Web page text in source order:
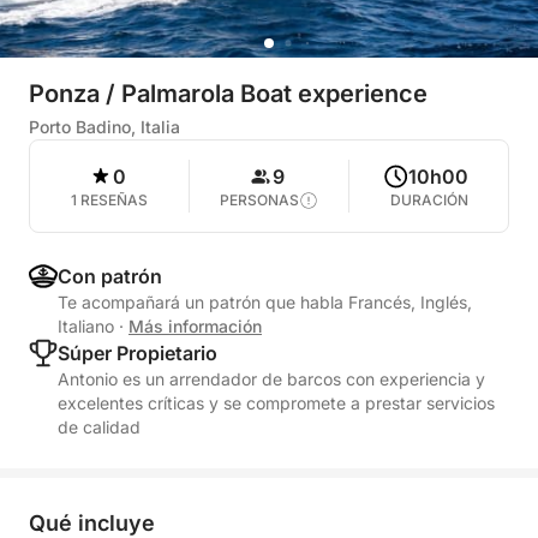
Ponza / Palmarola Boat experience
Porto Badino, Italia
0
1 RESEÑAS
9
PERSONAS
10h00
DURACIÓN
Con patrón
Te acompañará un patrón que habla Francés, Inglés,
Italiano · Más información
Súper Propietario
Antonio es un arrendador de barcos con experiencia y
excelentes críticas y se compromete a prestar servicios
de calidad
Qué incluye